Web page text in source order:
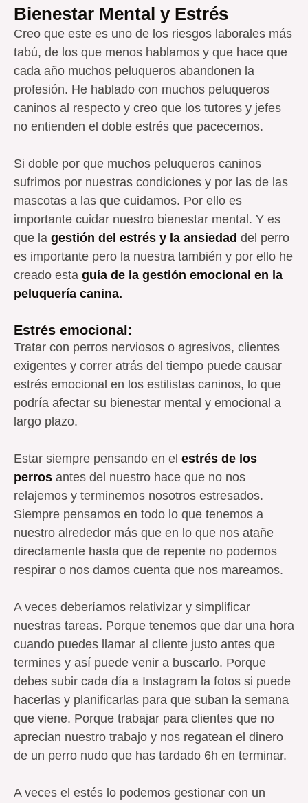
Bienestar Mental y Estrés
Creo que este es uno de los riesgos laborales más
tabú, de los que menos hablamos y que hace que
cada año muchos peluqueros abandonen la
profesión. He hablado con muchos peluqueros
caninos al respecto y creo que los tutores y jefes
no entienden el doble estrés que pacecemos.
Si doble por que muchos peluqueros caninos
sufrimos por nuestras condiciones y por las de las
mascotas a las que cuidamos. Por ello es
importante cuidar nuestro bienestar mental. Y es
que la gestión del estrés y la ansiedad del perro
es importante pero la nuestra también y por ello he
creado esta guía de la gestión emocional en la
peluquería canina.
Estrés emocional:
Tratar con perros nerviosos o agresivos, clientes
exigentes y correr atrás del tiempo puede causar
estrés emocional en los estilistas caninos, lo que
podría afectar su bienestar mental y emocional a
largo plazo.
Estar siempre pensando en el estrés de los
perrosantes del nuestro hace que no nos
relajemos y terminemos nosotros estresados.
Siempre pensamos en todo lo que tenemos a
nuestro alrededor más que en lo que nos atañe
directamente hasta que de repente no podemos
respirar o nos damos cuenta que nos mareamos.
A veces deberíamos relativizar y simplificar
nuestras tareas. Porque tenemos que dar una hora
cuando puedes llamar al cliente justo antes que
termines y así puede venir a buscarlo. Porque
debes subir cada día a Instagram la fotos si puede
hacerlas y planificarlas para que suban la semana
que viene. Porque trabajar para clientes que no
aprecian nuestro trabajo y nos regatean el dinero
de un perro nudo que has tardado 6h en terminar.
A veces el estés lo podemos gestionar con un